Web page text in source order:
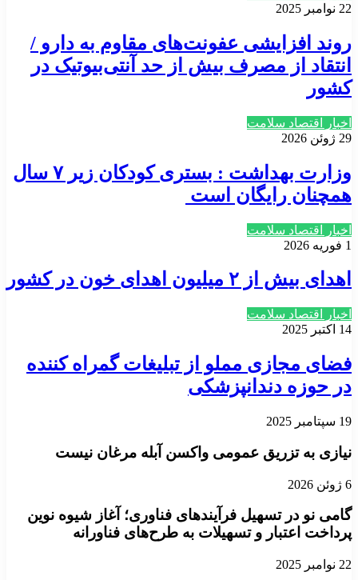
22 نوامبر 2025
روند افزایشی عفونت‌های مقاوم به دارو /
انتقاد از مصرف بیش از حد آنتی‌بیوتیک در
کشور
اخبار اقتصاد سلامت
29 ژوئن 2026
وزارت بهداشت : بستری کودکان زیر ۷ سال
همچنان رایگان است
اخبار اقتصاد سلامت
1 فوریه 2026
اهدای بیش از ۲ میلیون اهدای خون در کشور
اخبار اقتصاد سلامت
14 اکتبر 2025
فضای مجازی مملو از تبلیغات گمراه کننده
در حوزه دندانپزشکی
19 سپتامبر 2025
نیازی به تزریق عمومی واکسن آبله مرغان نیست
6 ژوئن 2026
گامی نو در تسهیل فرآیندهای فناوری؛ آغاز شیوه نوین
پرداخت اعتبار و تسهیلات به طرح‌های فناورانه
22 نوامبر 2025